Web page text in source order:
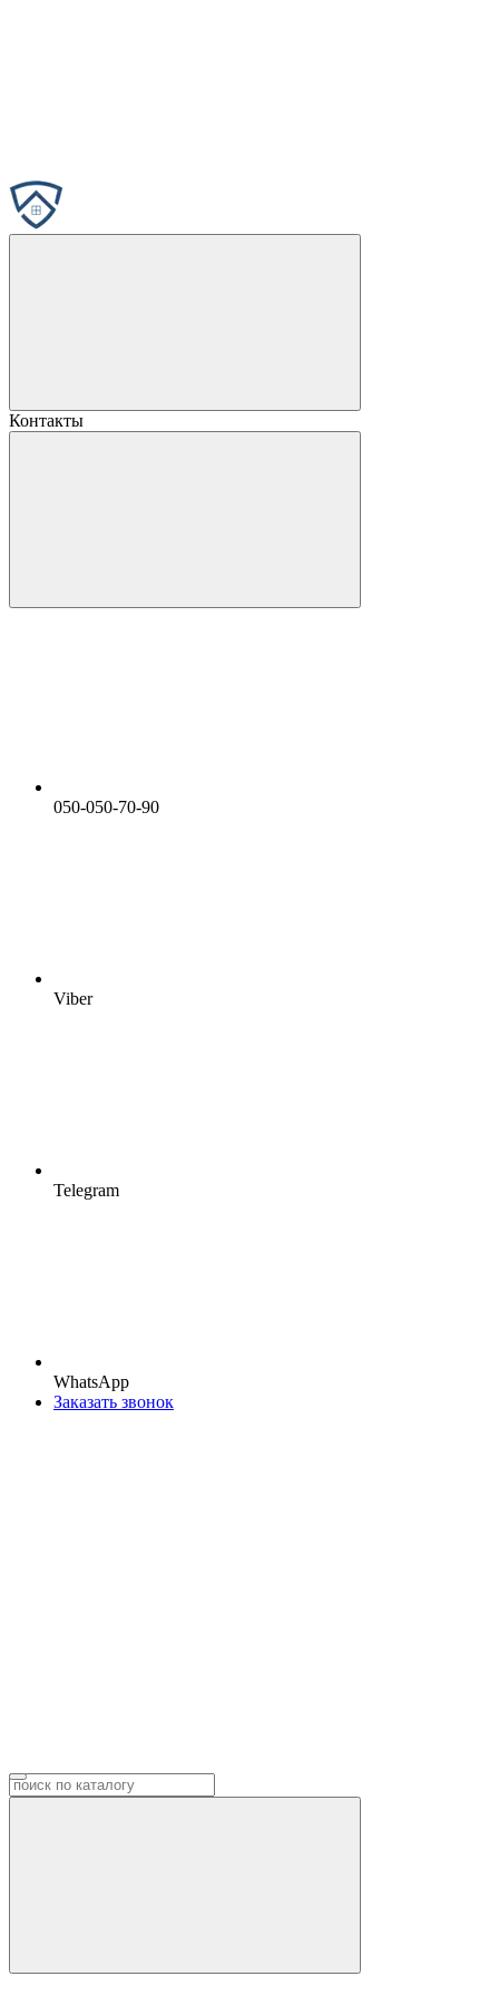
Контакты
050-050-70-90
Viber
Telegram
WhatsApp
Заказать звонок